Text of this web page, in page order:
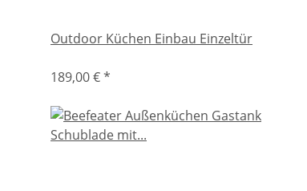
Outdoor Küchen Einbau Einzeltür
189,00 €*